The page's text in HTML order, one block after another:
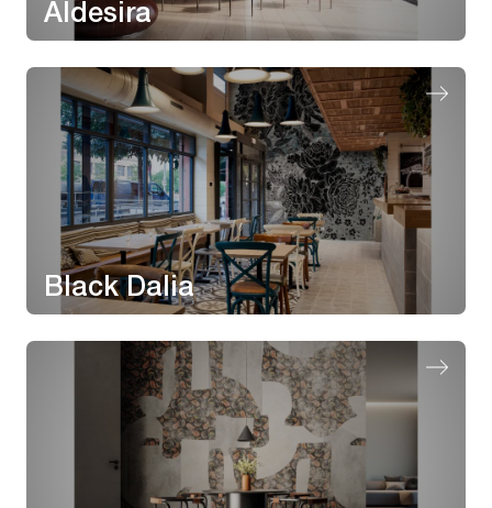
Aldesira
Black Dalia